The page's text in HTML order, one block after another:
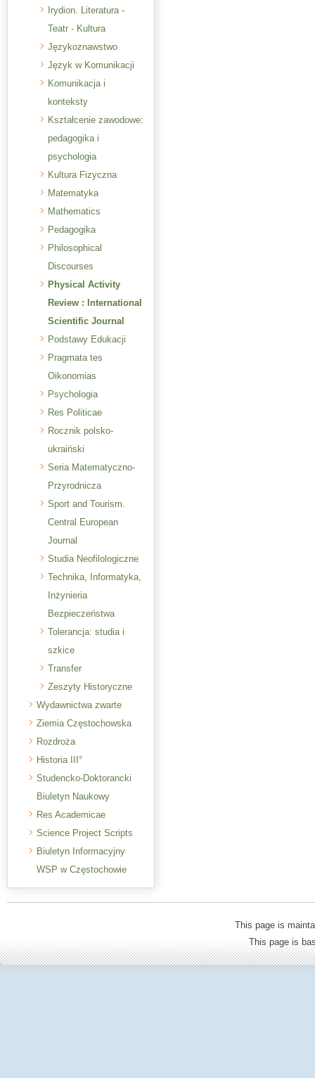
Irydion. Literatura -
Teatr - Kultura
Językoznawstwo
Język w Komunikacji
Komunikacja i
konteksty
Kształcenie zawodowe:
pedagogika i
psychologia
Kultura Fizyczna
Matematyka
Mathematics
Pedagogika
Philosophical
Discourses
Physical Activity
Review : International
Scientific Journal
Podstawy Edukacji
Pragmata tes
Oikonomias
Psychologia
Res Politicae
Rocznik polsko-
ukraiński
Seria Matematyczno-
Przyrodnicza
Sport and Tourism.
Central European
Journal
Studia Neofilologiczne
Technika, Informatyka,
Inżynieria
Bezpieczeństwa
Tolerancja: studia i
szkice
Transfer
Zeszyty Historyczne
Wydawnictwa zwarte
Ziemia Częstochowska
Rozdroża
Historia III°
Studencko-Doktorancki
Biuletyn Naukowy
Res Academicae
Science Project Scripts
Biuletyn Informacyjny
WSP w Częstochowie
This page is
This page is